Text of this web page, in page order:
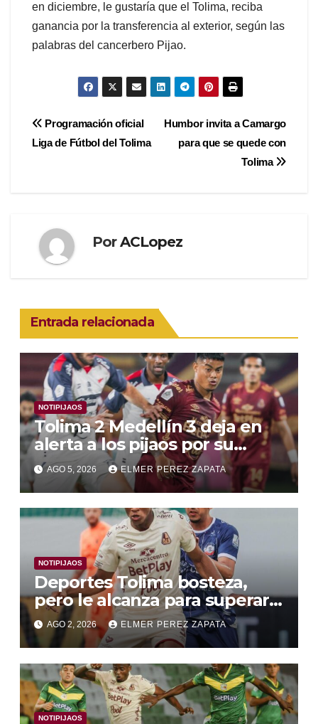
en diciembre, le gustaría que el Tolima, reciba
ganancia por la transferencia al exterior, según las
palabras del cancerbero Pijao.
Navegación
de
Humbor invita a Camargo
para que se quede con
Tolima
Programación oficial
Liga de Fútbol del Tolima
PorACLopez
Entrada relacionada
NOTIPIJAOS
Tolima 2 Medellín 3 deja en
alerta a los pijaos por su
fútbol irregular
AGO 5, 2026 ELMER PEREZ ZAPATA
NOTIPIJAOS
Deportes Tolima bosteza,
pero le alcanza para superar a
Alianza Valledupar 2 A 1
AGO 2, 2026 ELMER PEREZ ZAPATA
NOTIPIJAOS